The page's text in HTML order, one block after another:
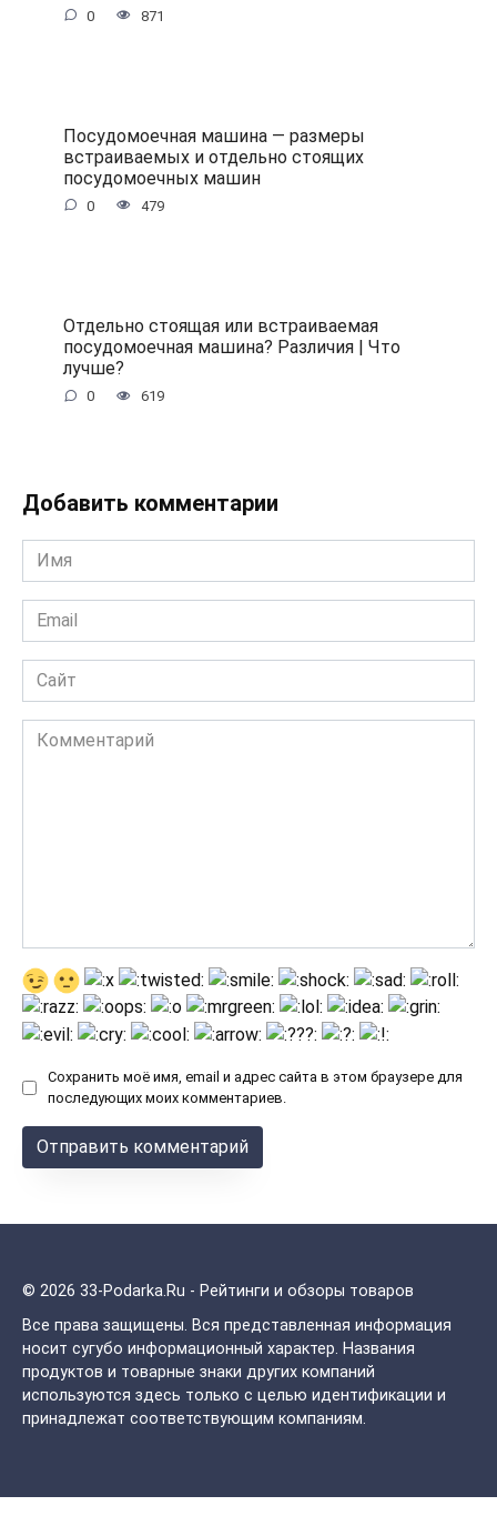
0 871
Посудомоечная машина — размеры
встраиваемых и отдельно стоящих
посудомоечных машин
0 479
Отдельно стоящая или встраиваемая
посудомоечная машина? Различия | Что
лучше?
0 619
Добавить комментарии
Имя
*
Email
*
Сайт
Комментарий
Сохранить моё имя, email и адрес сайта в этом браузере для
последующих моих комментариев.
© 2026 33-Podarka.Ru - Рейтинги и обзоры товаров
Все права защищены. Вся представленная информация
носит сугубо информационный характер. Названия
продуктов и товарные знаки других компаний
используются здесь только с целью идентификации и
принадлежат соответствующим компаниям.